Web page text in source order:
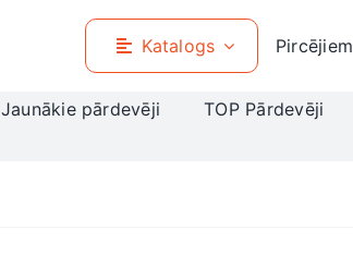
Katalogs Pircējiem
Jaunākie pārdevēji TOP Pārdevēji